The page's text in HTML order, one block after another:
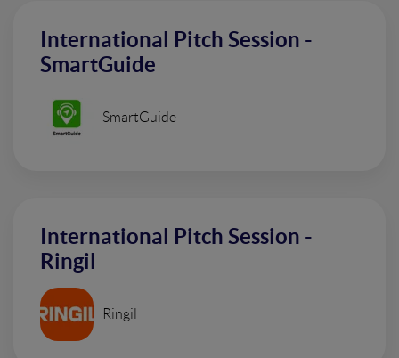
International Pitch Session -
SmartGuide
SmartGuide
International Pitch Session -
Ringil
Ringil